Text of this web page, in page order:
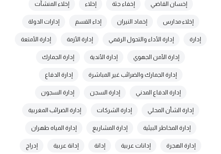
إخسان القاضي إخفاء جثة إخلاء إخلاء المنشآت
إخلاء مدارس إخماد النيران إداء القسم إدارات الدولة
إدارة إدارة الأداء والتحول الرقمي إدارة الأزمة إدارة الأمتعة
إدارة الأمن الجهوي إدارة الأندية إدارة الجمارك
إدارة الجمارك والضرائب غير المباشرة إدارة الدفاع
إدارة الدفاع المدني إدارة السجن إدارة السجون
إدارة الشأن المحلي إدارة الشركات إدارة الضرائب المغربية
إدارة المخاطر البيئية إدارة المشاريع إدارة المياه طهران
إدارة الهجرة إدانات عربية إدانة إدانة عربية إدراج